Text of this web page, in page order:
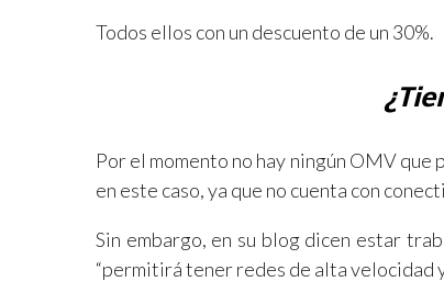
Todos ellos con un descuento de un 30%.
Por el momento no hay ningún OMV que
en este caso, ya que no cuenta con
Sin embargo, en su blog dicen estar
“permitirá tener redes de alta velocidad